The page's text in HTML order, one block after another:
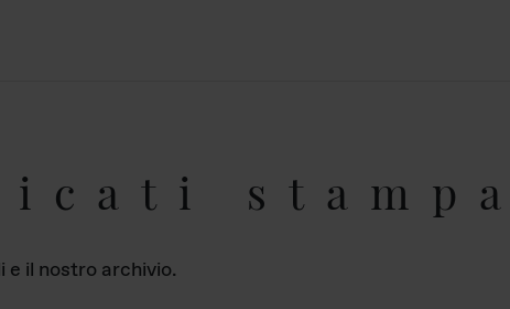
stampa
il nostro archivio.